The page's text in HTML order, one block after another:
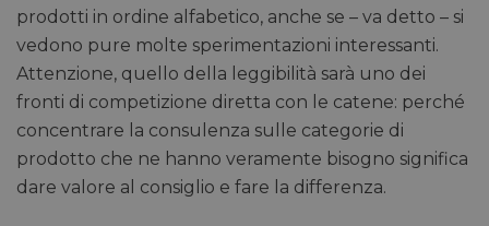
prodotti in ordine alfabetico, anche se – va detto – si
vedono pure molte sperimentazioni interessanti.
Attenzione, quello della leggibilità sarà uno dei
fronti di competizione diretta con le catene: perché
concentrare la consulenza sulle categorie di
prodotto che ne hanno veramente bisogno significa
dare valore al consiglio e fare la differenza.